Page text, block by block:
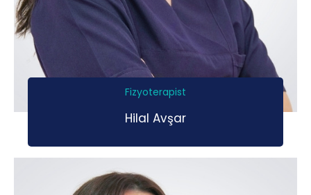
Fizyoterapist
Hilal Avşar